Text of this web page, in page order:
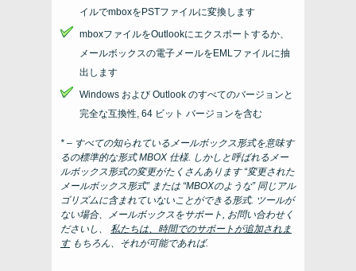
イルでmboxをPSTファイルに変換します
mboxファイルをOutlookにエクスポートするか、
メールボックスの電子メールをEMLファイルに抽
出します
Windows および Outlook のすべてのバージョンと
完全な互換性, 64 ビット バージョンを含む
* – すべての知られているメールボックス形式を意味す
るの標準的な形式MBOX 仕様. しかしと呼ばれるメー
ルボックス形式の変更がたくさんあります “変更された
メールボックス形式” または “MBOXのような” 同じアル
ゴリズムに含まれていないことができる形式. ツールが
ない場合、メールボックスをサポート, お問い合わせく
ださいし、 私たちは、時間でのサポートが追加されま
すもちろん、それが可能であれば.